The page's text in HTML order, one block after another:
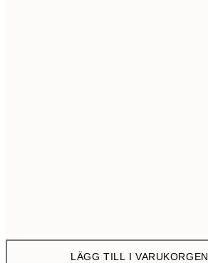
LÄGG TILL I VARUKORGEN